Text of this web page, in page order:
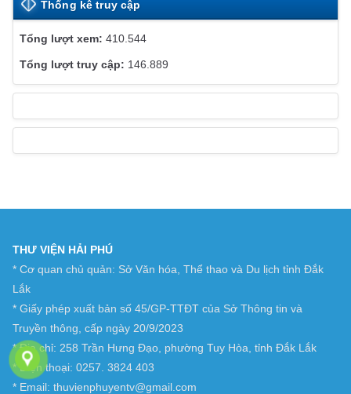
Thống kê truy cập
410.544
146.889
THƯ VIỆN HẢI PHÚ
* Cơ quan chủ quản: Sở Văn hóa, Thể thao và Du lịch tỉnh Đắk
Lắk
* Giấy phép xuất bản số 45/GP-TTĐT của Sở Thông tin và
Truyền thông, cấp ngày 20/9/2023
* Địa chỉ: 258 Trần Hưng Đạo, phường Tuy Hòa, tỉnh Đắk Lắk
* Điện thoại: 0257. 3824 403
* Email: thuvienphuyentv@gmail.com